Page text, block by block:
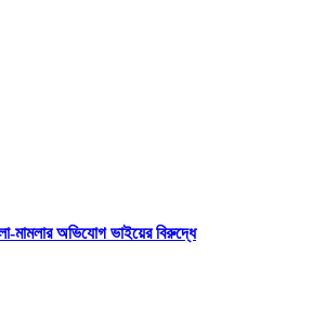
মামলার অভিযোগ ভাইয়ের বিরুদ্ধে